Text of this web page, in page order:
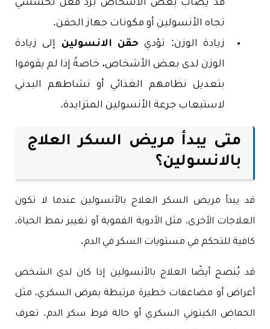
قد يصاب بعض الأشخاص برد فعل تحسسي
تجاه الأنسولين أو مكونات جهاز الحقن.
زيادة الوزن: تؤدي حقن الانسولين إلى زيادة
الوزن لدى بعض الأشخاص، خاصةً إذا لم يقوموا
بتعديل نظامهم الغذائي أو نشاطهم البدني
لاستيعاب جرعة الأنسولين المتزايدة.
متى يبدأ مريض السكر العلاج
بالانسولين؟
قد يبدأ مريض السكر العلاج بالأنسولين عندما لا تكون
العلاجات الأخرى، مثل الأدوية الفموية أو تغيير نمط الحياة،
كافية للتحكم في مستويات السكر في الدم.
قد يُنصح أيضًا العلاج بالأنسولين إذا كان لدى الشخص
أعراض أو مضاعفات خطيرة مرتبطة بمرض السكري، مثل
الحماض الكيتوني السكري أو حالة فرط سكر الدم. تعرف